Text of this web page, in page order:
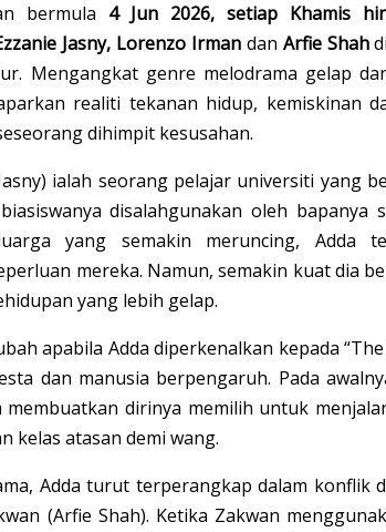
bermula 4 Jun 2026, setiap Khamis
Jasny, Lorenzo Irman dan Arfie Shah
Mengangkat genre melodrama gelap
realiti tekanan hidup, kemiskinan
dihimpit kesusahan.
ialah seorang pelajar universiti yang
disalahgunakan oleh bapanya
yang semakin meruncing, Adda
mereka. Namun, semakin kuat dia
yang lebih gelap.
apabila Adda diperkenalkan kepada
dan manusia berpengaruh. Pada
membuatkan dirinya memilih untuk
kelas atasan demi wang.
Adda turut terperangkap dalam konflik
(Arfie Shah). Ketika Zakwan